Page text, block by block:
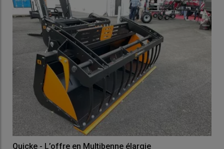
Quicke - L’offre en Multibenne élargie